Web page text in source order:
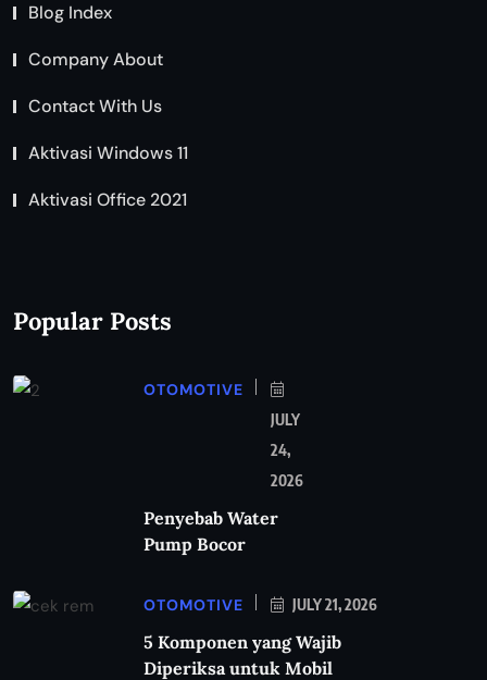
Blog Index
Company About
Contact With Us
Aktivasi Windows 11
Aktivasi Office 2021
Popular Posts
OTOMOTIVE
JULY
24,
2026
Penyebab Water
Pump Bocor
OTOMOTIVE JULY 21, 2026
5 Komponen yang Wajib
Diperiksa untuk Mobil